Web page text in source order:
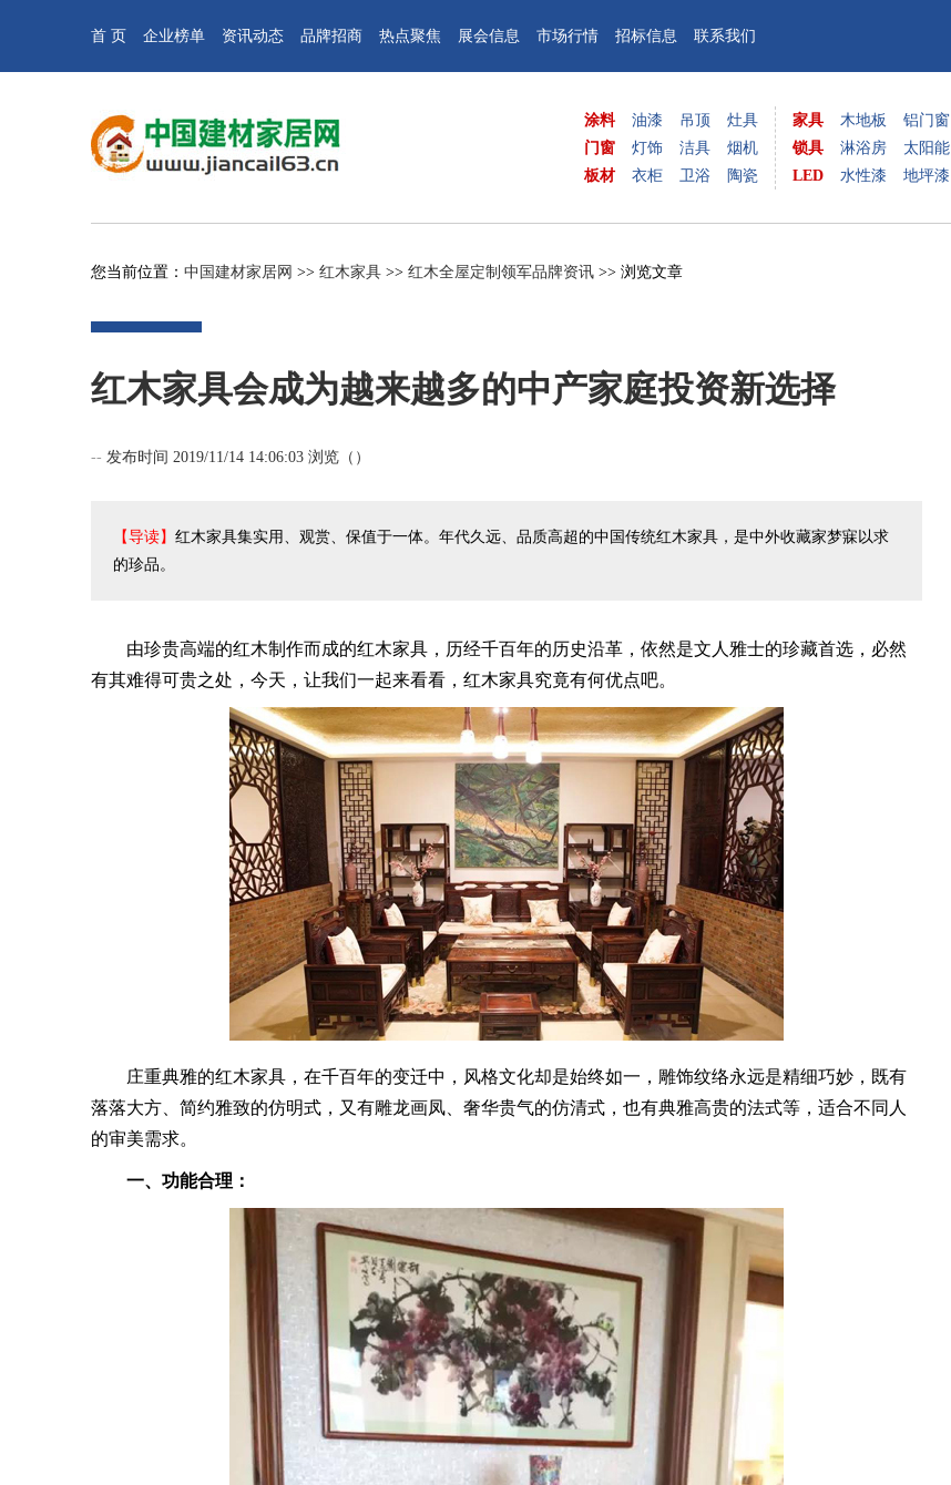
首 页 企业榜单 资讯动态 品牌招商 热点聚焦 展会信息 市场行情 招标信息 联系我们
涂料
门窗
板材
油漆
灯饰
衣柜
吊顶
洁具
卫浴
灶具
烟机
陶瓷
家具
锁具
LED
木地板
淋浴房
水性漆
铝门窗
太阳能
地坪漆
您当前位置： 中国建材家居网 >> 红木家具 >> 红木全屋定制领军品牌资讯 >> 浏览文章
红木家具会成为越来越多的中产家庭投资新选择
-- 发布时间 2019/11/14 14:06:03 浏览（ ）
【导读】 红木家具集实用、观赏、保值于一体。年代久远、品质高超的中国传统红木家具，是中外收藏家梦寐以求
的珍品。
由珍贵高端的红木制作而成的红木家具，历经千百年的历史沿革，依然是文人雅士的珍藏首选，必然
有其难得可贵之处，今天，让我们一起来看看，红木家具究竟有何优点吧。
庄重典雅的红木家具，在千百年的变迁中，风格文化却是始终如一，雕饰纹络永远是精细巧妙，既有
落落大方、简约雅致的仿明式，又有雕龙画凤、奢华贵气的仿清式，也有典雅高贵的法式等，适合不同人
的审美需求。
一、功能合理：